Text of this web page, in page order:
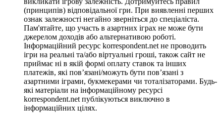
(принципів) відповідальної гри. При виявленні перших
ознак залежності негайно зверніться до спеціаліста.
Пам'ятайте, що участь в азартних іграх не може бути
джерелом доходів або альтернативою роботі.
Інформаційний ресурс korrespondent.net не проводить
ігри на реальні та/або віртуальні гроші, також сайт не
приймає ні в якій формі оплату ставок та інших
платежів, які пов’язані/можуть бути пов’язані з
азартними іграми, букмекерами чи тоталізаторами. Будь-
які матеріали на інформаційному ресурсі
korrespondent.net публікуються виключно в
інформаційних цілях.